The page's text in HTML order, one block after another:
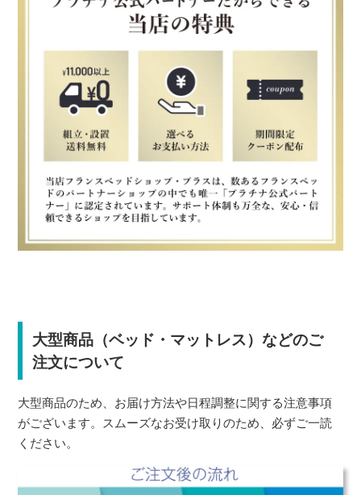
大型商品（ベッド・マットレス）などのご
注文について
大型商品のため、お届け方法や日程調整に関する注意事項
がございます。スムーズなお受け取りのため、必ずご一読
ください。